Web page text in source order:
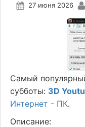
27 июня 2026
Самый
субботы: 3D
Интернет - ПК.
Описание: